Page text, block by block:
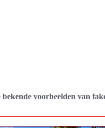
bekende voorbeelden van